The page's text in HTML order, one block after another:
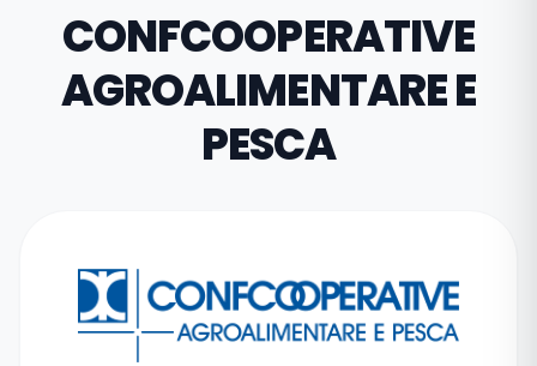
CONFCOOPERATIVE
AGROALIMENTARE E
PESCA